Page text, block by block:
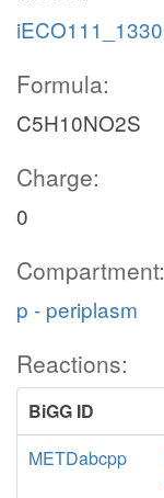
iECO111_1330
Formula:
C5H10NO2S
Charge:
0
Compartment:
p - periplasm
Reactions:
BiGG ID
METDabcpp